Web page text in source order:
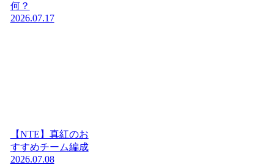
何？
2026.07.17
【NTE】真紅のお
すすめチーム編成
2026.07.08